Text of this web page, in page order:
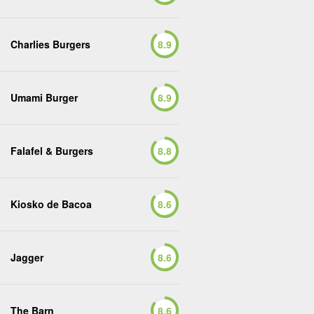
Charlies Burgers 8.9
Umami Burger 8.9
Falafel & Burgers 8.8
Kiosko de Bacoa 8.6
Jagger 8.6
The Barn 8.6